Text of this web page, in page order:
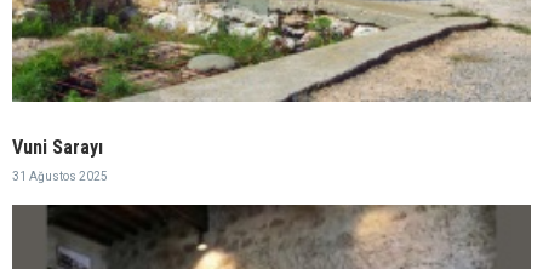
Vuni Sarayı
31 Ağustos 2025